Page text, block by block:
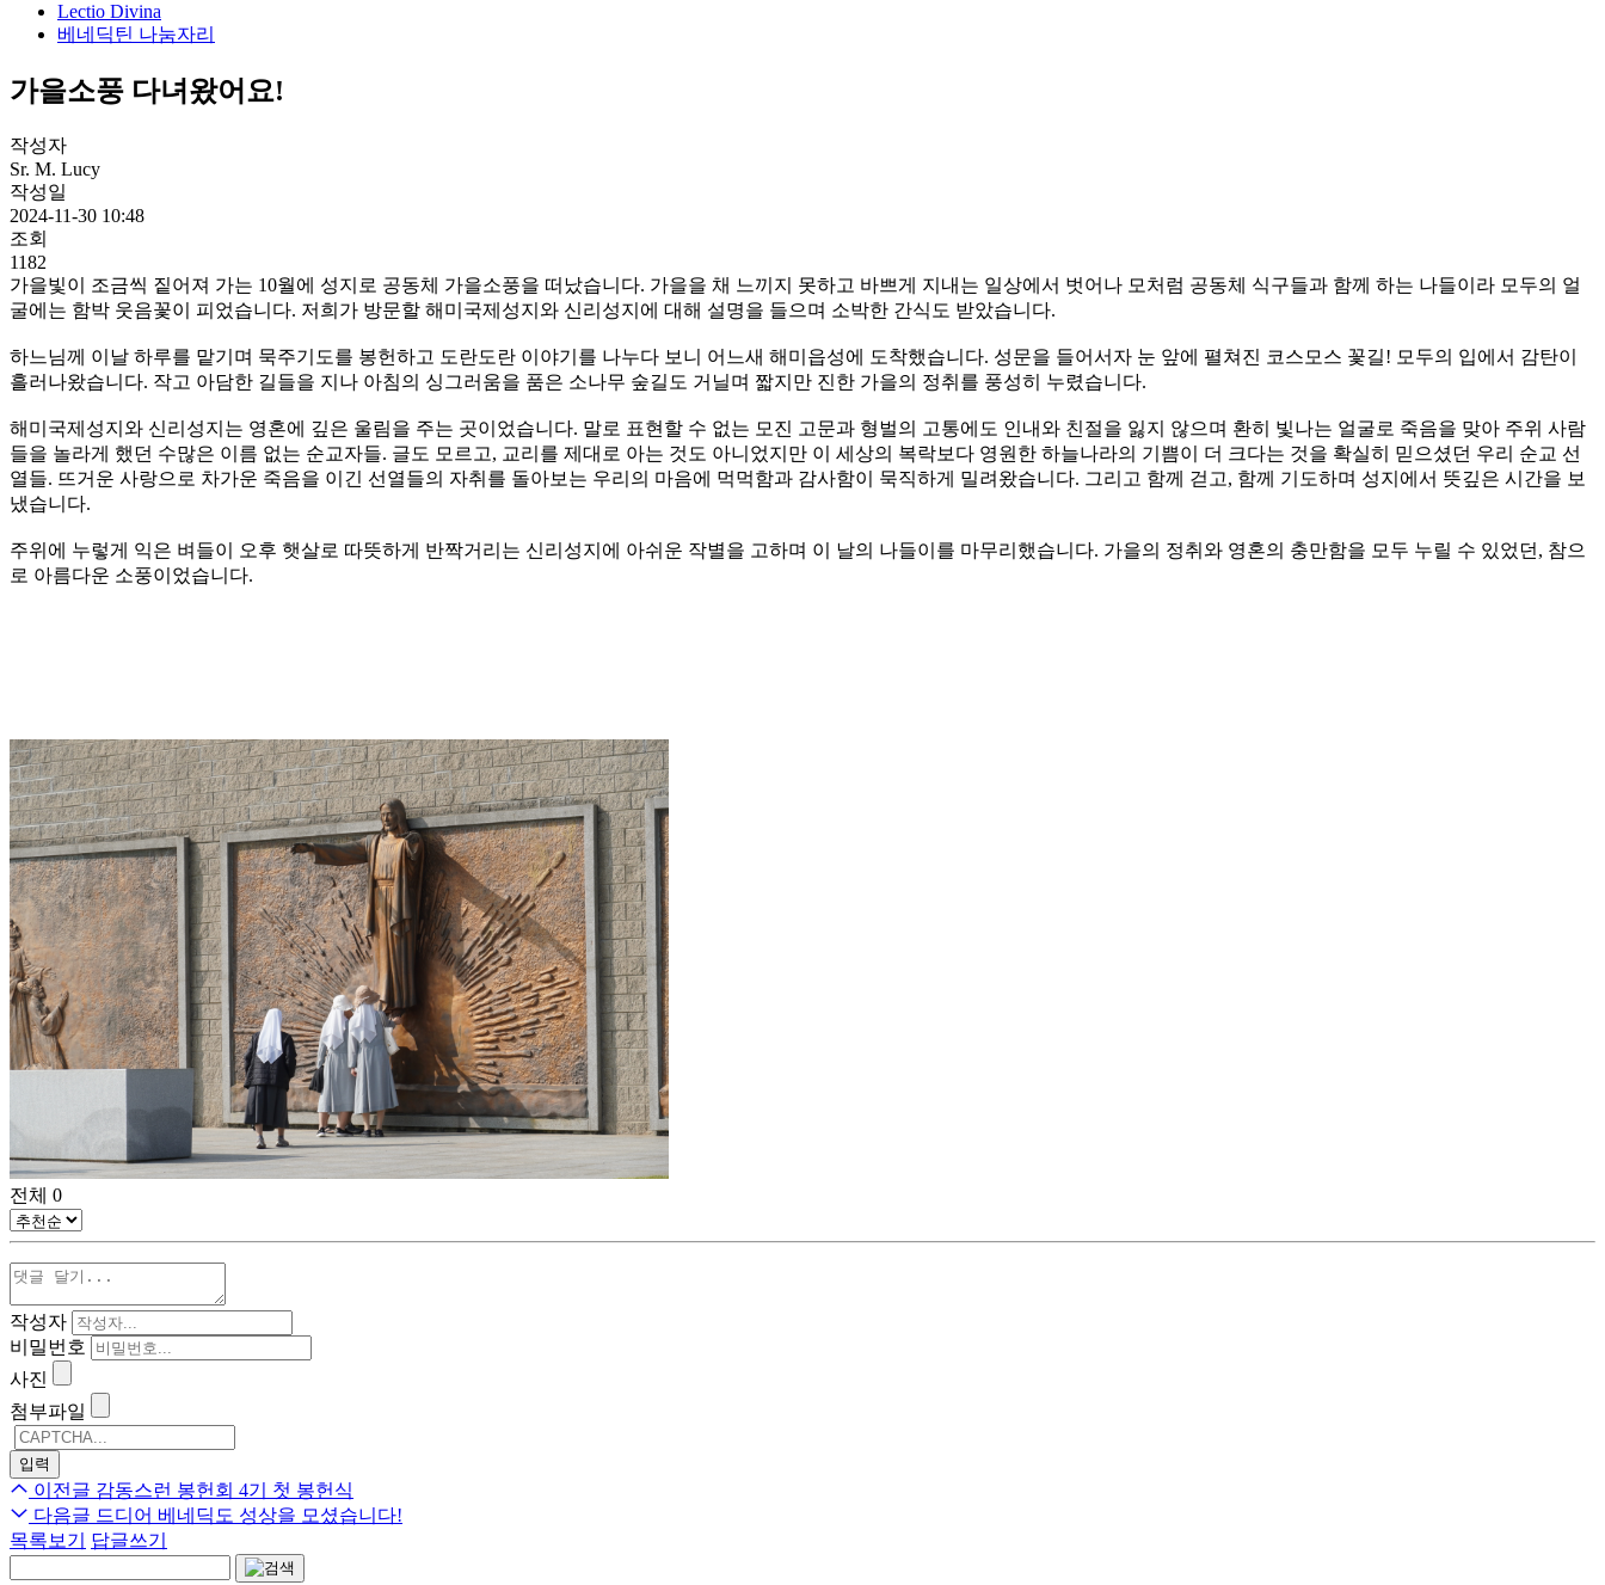
Lectio Divina
베네딕틴 나눔자리
가을소풍 다녀왔어요!
작성자
Sr. M. Lucy
작성일
2024-11-30 10:48
조회
1182
가을빛이 조금씩 짙어져 가는 10월에 성지로 공동체 가을소풍을 떠났습니다. 가을을 채 느끼지 못하고 바쁘게 지내는 일상에서 벗어나 모처럼 공동체 식구들과 함께 하는 나들이라 모두의 얼
굴에는 함박 웃음꽃이 피었습니다. 저희가 방문할 해미국제성지와 신리성지에 대해 설명을 들으며 소박한 간식도 받았습니다.
하느님께 이날 하루를 맡기며 묵주기도를 봉헌하고 도란도란 이야기를 나누다 보니 어느새 해미읍성에 도착했습니다. 성문을 들어서자 눈 앞에 펼쳐진 코스모스 꽃길! 모두의 입에서 감탄이
흘러나왔습니다. 작고 아담한 길들을 지나 아침의 싱그러움을 품은 소나무 숲길도 거닐며 짧지만 진한 가을의 정취를 풍성히 누렸습니다.
해미국제성지와 신리성지는 영혼에 깊은 울림을 주는 곳이었습니다. 말로 표현할 수 없는 모진 고문과 형벌의 고통에도 인내와 친절을 잃지 않으며 환히 빛나는 얼굴로 죽음을 맞아 주위 사람
들을 놀라게 했던 수많은 이름 없는 순교자들. 글도 모르고, 교리를 제대로 아는 것도 아니었지만 이 세상의 복락보다 영원한 하늘나라의 기쁨이 더 크다는 것을 확실히 믿으셨던 우리 순교 선
열들. 뜨거운 사랑으로 차가운 죽음을 이긴 선열들의 자취를 돌아보는 우리의 마음에 먹먹함과 감사함이 묵직하게 밀려왔습니다. 그리고 함께 걷고, 함께 기도하며 성지에서 뜻깊은 시간을 보
냈습니다.
주위에 누렇게 익은 벼들이 오후 햇살로 따뜻하게 반짝거리는 신리성지에 아쉬운 작별을 고하며 이 날의 나들이를 마무리했습니다. 가을의 정취와 영혼의 충만함을 모두 누릴 수 있었던, 참으
로 아름다운 소풍이었습니다.
전체 0
작성자
비밀번호
사진
첨부파일
이전글 감동스런 봉헌회 4기 첫 봉헌식
다음글 드디어 베네딕도 성상을 모셨습니다!
목록보기
답글쓰기